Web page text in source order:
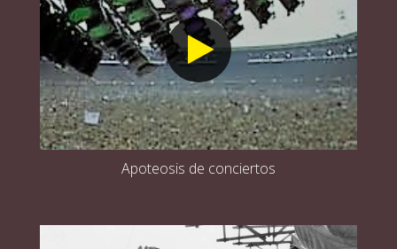
Apoteosis de conciertos